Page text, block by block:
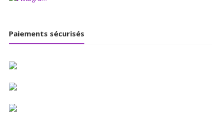
Paiements sécurisés